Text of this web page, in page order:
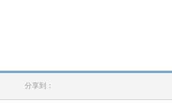
分享到：